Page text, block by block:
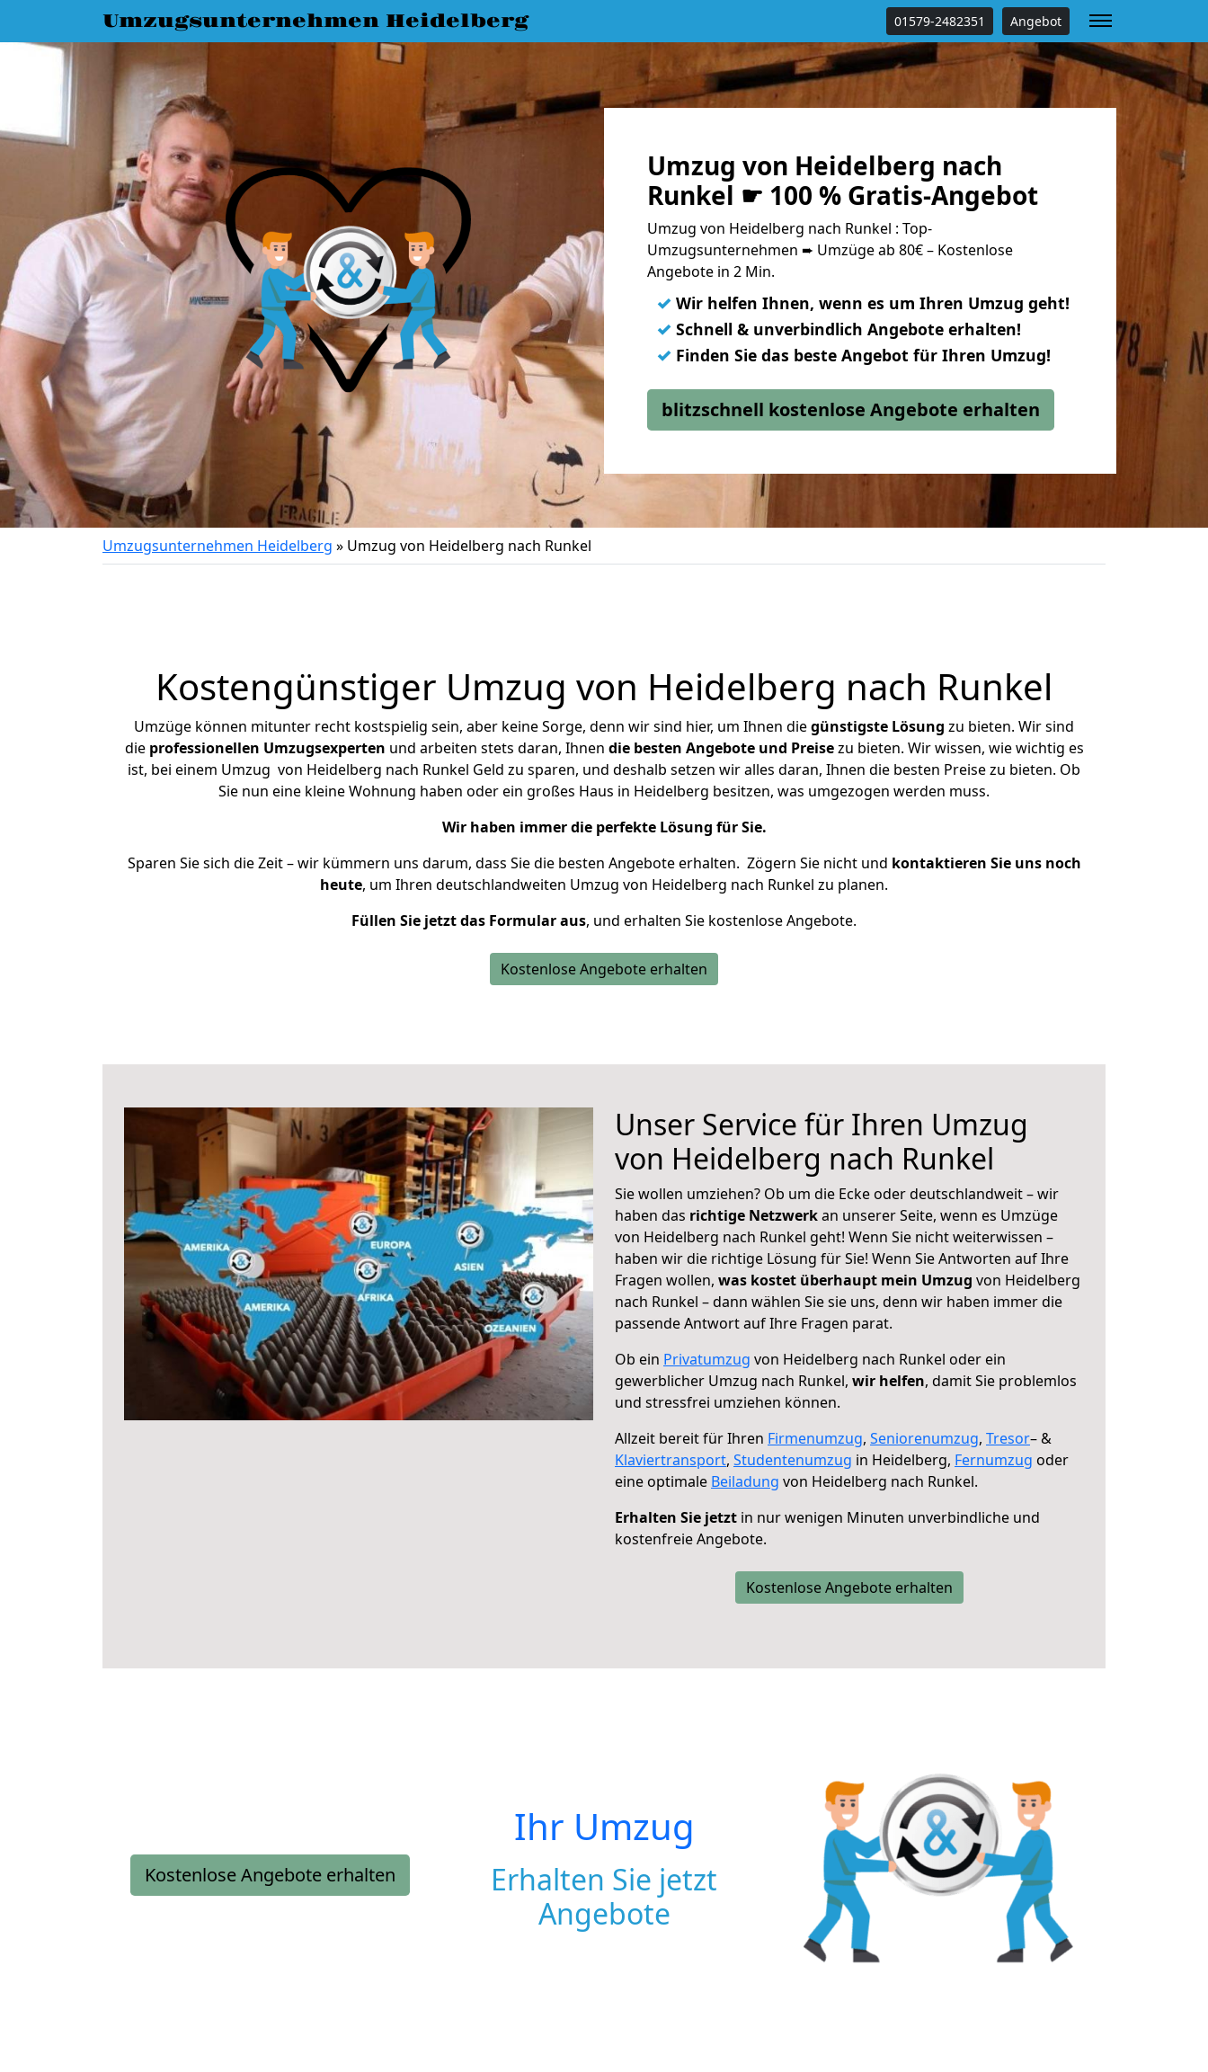
Umzugsunternehmen Heidelberg 01579-2482351 Angebot
Umzug von Heidelberg nach
Runkel ☛ 100 % Gratis-Angebot
Umzug von Heidelberg nach Runkel : Top-
Umzugsunternehmen ➨ Umzüge ab 80€ – Kostenlose
Angebote in 2 Min.
✓ Wir helfen Ihnen, wenn es um Ihren Umzug geht!
✓ Schnell & unverbindlich Angebote erhalten!
✓ Finden Sie das beste Angebot für Ihren Umzug!
blitzschnell kostenlose Angebote erhalten
Umzugsunternehmen Heidelberg » Umzug von Heidelberg nach Runkel
Kostengünstiger Umzug von Heidelberg nach Runkel
Umzüge können mitunter recht kostspielig sein, aber keine Sorge, denn wir sind hier, um Ihnen diegünstigste Lösung zu bieten. Wir sind
die professionellen Umzugsexperten und arbeiten stets daran, Ihnen die besten Angebote und Preisezu bieten. Wir wissen, wie wichtig es
ist, bei einem Umzug von Heidelberg nach Runkel Geld zu sparen, und deshalb setzen wir alles daran, Ihnen die besten Preise zu bieten. Ob
Sie nun eine kleine Wohnung haben oder ein großes Haus in Heidelberg besitzen, was umgezogen werden muss.
Wir haben immer die perfekte Lösung für Sie.
Sparen Sie sich die Zeit – wir kümmern uns darum, dass Sie die besten Angebote erhalten. Zögern Sie nicht und kontaktieren Sie uns noch
heute, um Ihren deutschlandweiten Umzug von Heidelberg nach Runkel zu planen.
Füllen Sie jetzt das Formular aus, und erhalten Sie kostenlose Angebote.
Kostenlose Angebote erhalten
Unser Service für Ihren Umzug
von Heidelberg nach Runkel
Sie wollen umziehen? Ob um die Ecke oder deutschlandweit – wir
haben das richtige Netzwerkan unserer Seite, wenn es Umzüge
von Heidelberg nach Runkel geht! Wenn Sie nicht weiterwissen –
haben wir die richtige Lösung für Sie! Wenn Sie Antworten auf Ihre
Fragen wollen, was kostet überhaupt mein Umzug von Heidelberg
nach Runkel – dann wählen Sie sie uns, denn wir haben immer die
passende Antwort auf Ihre Fragen parat.
Ob ein Privatumzug von Heidelberg nach Runkel oder ein
gewerblicher Umzug nach Runkel, wir helfen, damit Sie problemlos
und stressfrei umziehen können.
Allzeit bereit für Ihren Firmenumzug, Seniorenumzug, Tresor– &
Klaviertransport, Studentenumzug in Heidelberg, Fernumzug oder
eine optimale Beiladung von Heidelberg nach Runkel.
Erhalten Sie jetzt in nur wenigen Minuten unverbindliche und
kostenfreie Angebote.
Kostenlose Angebote erhalten
Kostenlose Angebote erhalten
Ihr Umzug
Erhalten Sie jetzt
Angebote